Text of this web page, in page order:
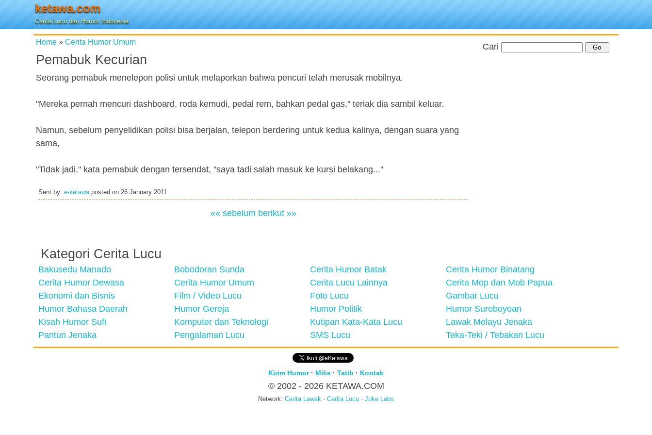
ketawa.com
Cerita Lucu dan Humor Indonesia
Home » Cerita Humor Umum
Pemabuk Kecurian
Seorang pemabuk menelepon polisi untuk melaporkan bahwa pencuri telah merusak mobilnya.
"Mereka pernah mencuri dashboard, roda kemudi, pedal rem, bahkan pedal gas," teriak dia sambil keluar.
Namun, sebelum penyelidikan polisi bisa berjalan, telepon berdering untuk kedua kalinya, dengan suara yang
sama,
"Tidak jadi," kata pemabuk dengan tersendat, "saya tadi salah masuk ke kursi belakang..."
Sent by: e-ketawaposted on 26 January 2011
«« sebelum berikut »»
Cari
Kategori Cerita Lucu
Bakusedu Manado Bobodoran Sunda Cerita Humor Batak
Cerita Humor Binatang
Cerita Humor Dewasa
Cerita Humor Umum Cerita Lucu Lainnya
Cerita Mop dan Mob Papua
Ekonomi dan Bisnis
Film / Video Lucu Foto Lucu
Gambar Lucu
Humor Bahasa Daerah
Humor Gereja Humor Politik
Humor Suroboyoan
Kisah Humor Sufi
Komputer dan Teknologi Kutipan Kata-Kata Lucu
Lawak Melayu Jenaka
Pantun Jenaka
Pengalaman Lucu SMS Lucu Teka-Teki / Tebakan Lucu
Kirim Humor· Milis · Tatib · Kontak
© 2002 - 2026 KETAWA.COM
Network: Cerita Lawak · Cerita Lucu · Joke Labs